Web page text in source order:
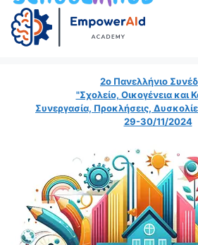
2ο Πανελλήνιο
"Σχολείο, Οικογένεια και
Συνεργασία, Προκλήσεις,
29-30/11/2024